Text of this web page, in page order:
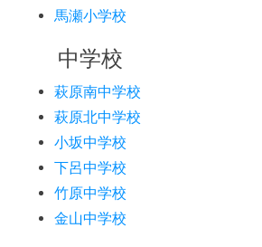
馬瀬小学校
中学校
萩原南中学校
萩原北中学校
小坂中学校
下呂中学校
竹原中学校
金山中学校